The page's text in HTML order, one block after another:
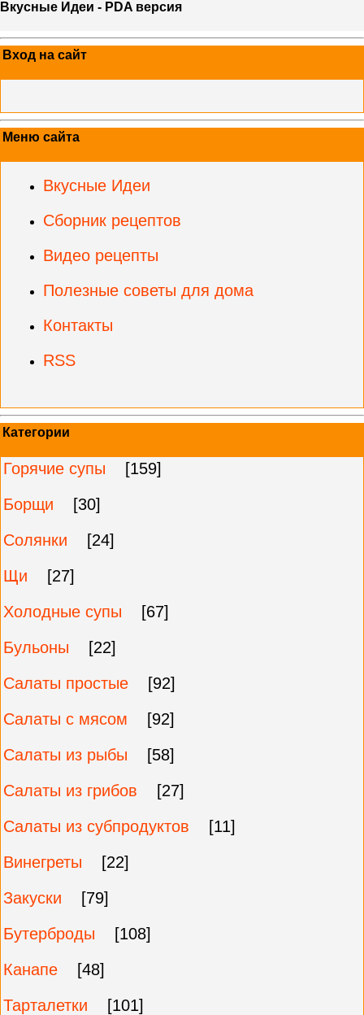
Вкусные Идеи - PDA версия
Вход на сайт
Меню сайта
Вкусные Идеи
Сборник рецептов
Видео рецепты
Полезные советы для дома
Контакты
RSS
Категории
Горячие супы
[159]
Борщи
[30]
Солянки
[24]
Щи
[27]
Холодные супы
[67]
Бульоны
[22]
Салаты простые
[92]
Салаты с мясом
[92]
Салаты из рыбы
[58]
Салаты из грибов
[27]
Салаты из субпродуктов
[11]
Винегреты
[22]
Закуски
[79]
Бутерброды
[108]
Канапе
[48]
Тарталетки
[101]